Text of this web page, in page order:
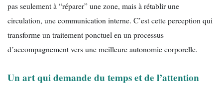
pas seulement à “réparer” une zone, mais à rétablir une
circulation, une communication interne. C’est cette perception qui
transforme un traitement ponctuel en un processus
d’accompagnement vers une meilleure autonomie corporelle.
Un art qui demande du temps et de l’attention